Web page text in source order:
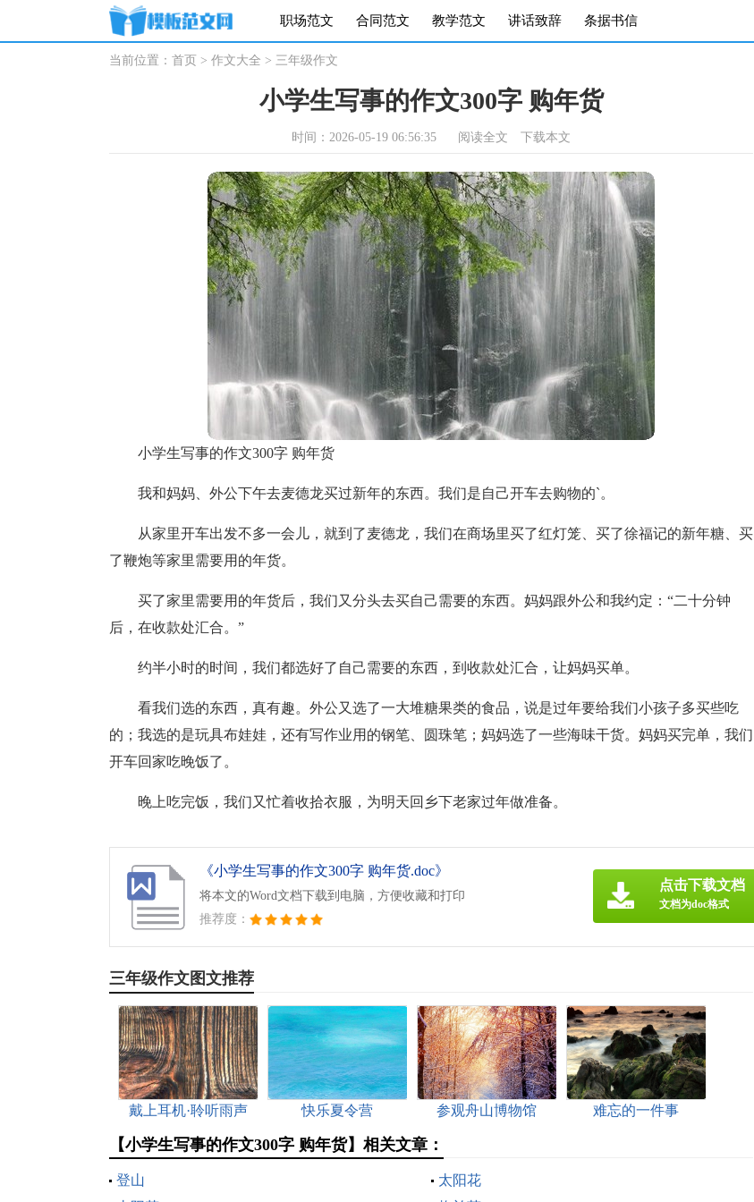
职场范文 合同范文 教学范文 讲话致辞 条据书信
当前位置： 首页 > 作文大全 > 三年级作文
小学生写事的作文300字 购年货
时间：2026-05-19 06:56:35 阅读全文 下载本文
小学生写事的作文300字 购年货
我和妈妈、外公下午去麦德龙买过新年的东西。我们是自己开车去购物的`。
从家里开车出发不多一会儿，就到了麦德龙，我们在商场里买了红灯笼、买了徐福记的新年糖、买
了鞭炮等家里需要用的年货。
买了家里需要用的年货后，我们又分头去买自己需要的东西。妈妈跟外公和我约定：“二十分钟
后，在收款处汇合。”
约半小时的时间，我们都选好了自己需要的东西，到收款处汇合，让妈妈买单。
看我们选的东西，真有趣。外公又选了一大堆糖果类的食品，说是过年要给我们小孩子多买些吃
的；我选的是玩具布娃娃，还有写作业用的钢笔、圆珠笔；妈妈选了一些海味干货。妈妈买完单，我们
开车回家吃晚饭了。
晚上吃完饭，我们又忙着收拾衣服，为明天回乡下老家过年做准备。
《小学生写事的作文300字 购年货.doc》
将本文的Word文档下载到电脑，方便收藏和打印
推荐度：
点击下载文档
文档为doc格式
三年级作文图文推荐
戴上耳机·聆听雨声 快乐夏令营 参观舟山博物馆 难忘的一件事
【小学生写事的作文300字 购年货】相关文章：
登山
太阳花